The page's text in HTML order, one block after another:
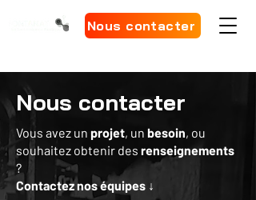
Nous contacter
Nous contacter
Vous avez un projet, un besoin, ou
souhaitez obtenir des renseignements
?
Contactez nos équipes ↓